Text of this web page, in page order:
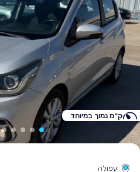
ק״מ נמוך במיוחד
עפולה